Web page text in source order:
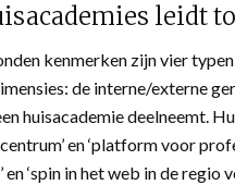
leidt
kenmerken zijn vier
de interne/externe
huisacademie deelneemt.
en ‘platform voor
en ‘spin in het web in de